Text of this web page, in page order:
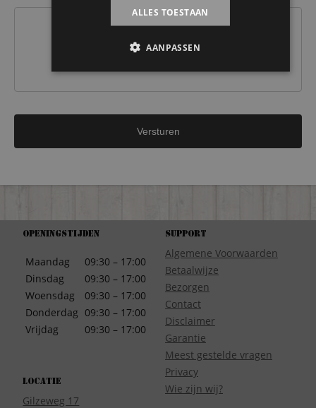
Openingstijden
Maandag
Dinsdag
Woensdag
Donderdag
Vrijdag
09:30 – 17:00
09:30 – 17:00
09:30 – 17:00
09:30 – 17:00
09:30 – 17:00
Locatie
Gilzeweg 17
Support
Algemene Voorwaarden
Betaalwijze
Bezorgen
Contact
Disclaimer
Garantie
Meest gestelde vragen
Privacy
Wie zijn wij?
ALLES TOESTAAN
AANPASSEN